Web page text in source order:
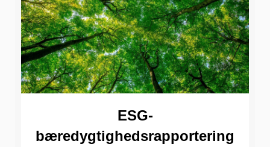
ESG-
bæredygtighedsrapportering